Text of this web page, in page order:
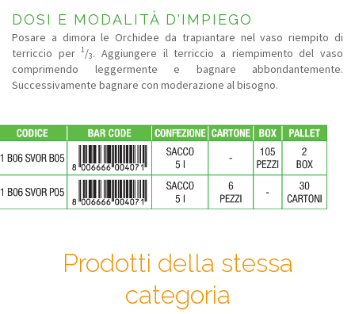
DOSI E MODALITÀ D'IMPIEGO
Posare a dimora le Orchidee da trapiantare nel vaso riempito di
terriccio per1/3. Aggiungere il terriccio a riempimento del vaso
comprimendo leggermente e bagnare abbondantemente.
Successivamente bagnare con moderazione al bisogno.
Prodotti della stessa
categoria